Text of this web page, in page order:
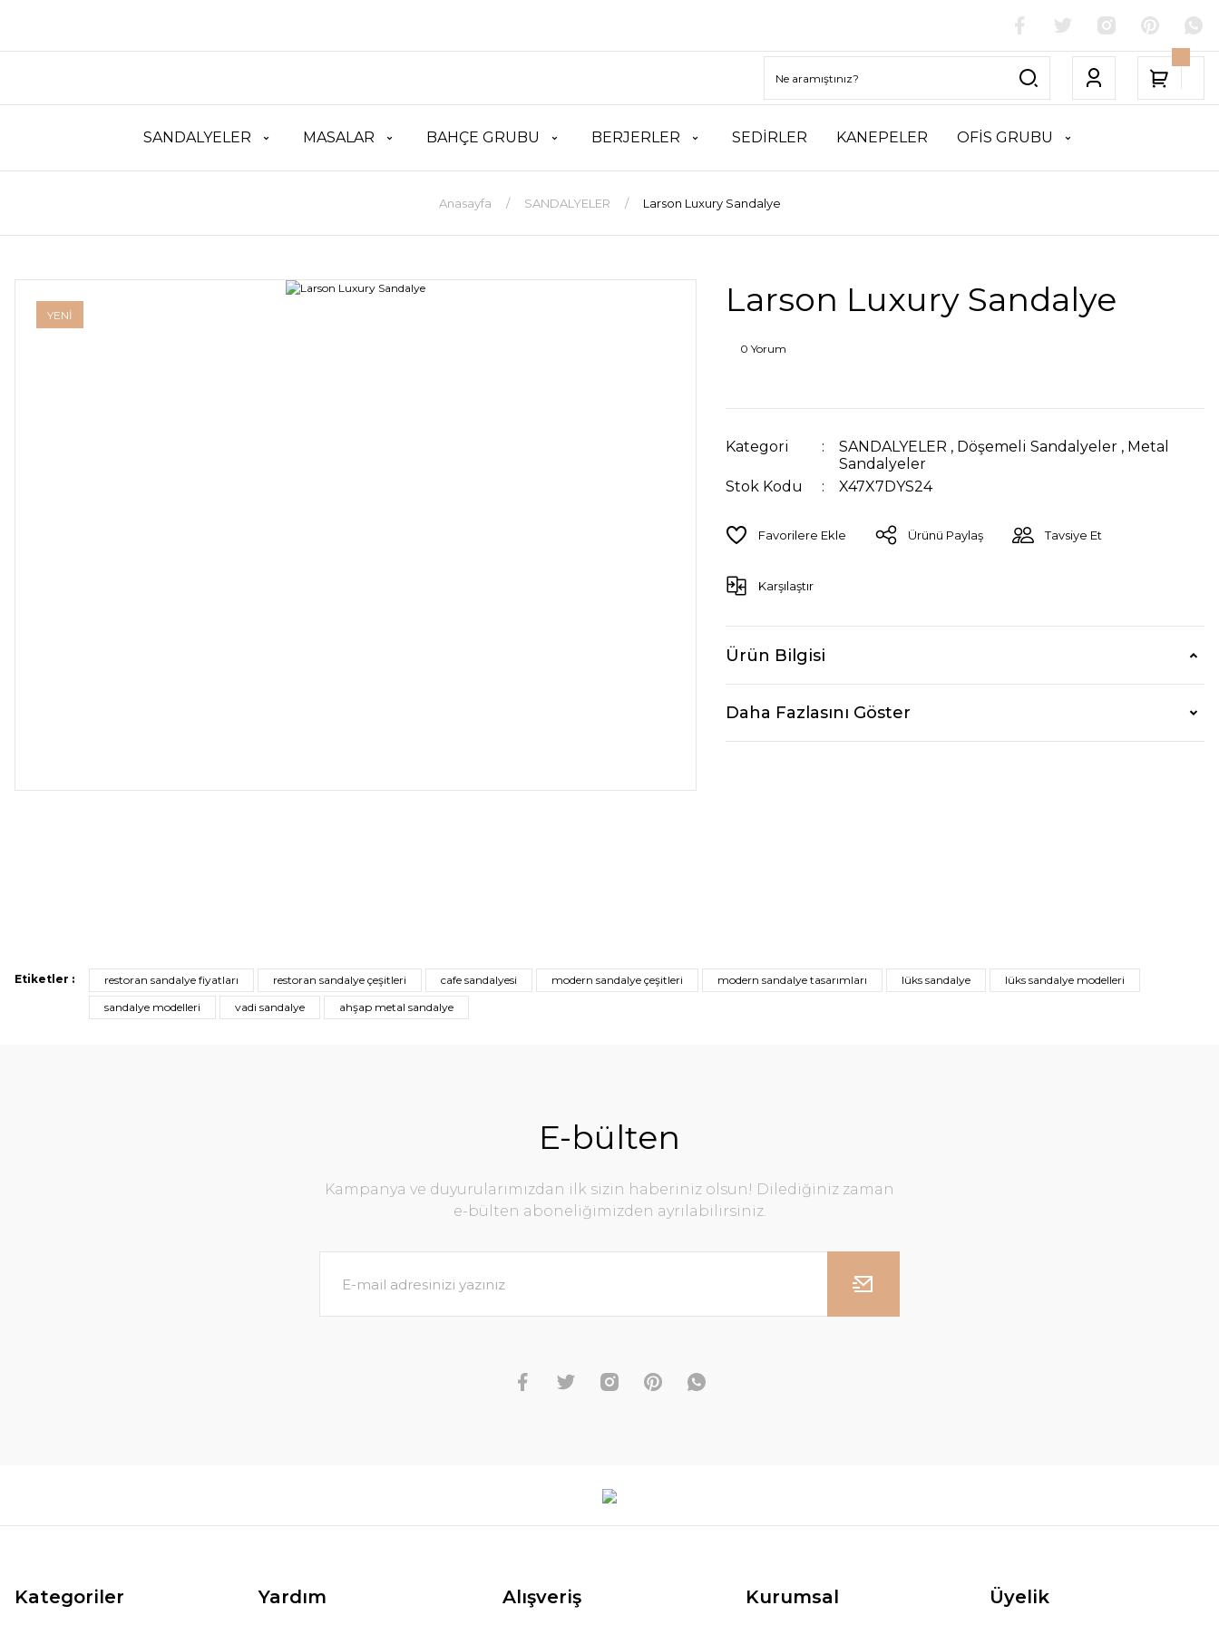
SANDALYELER MASALAR BAHÇE GRUBU BERJERLER SEDİRLER KANEPELER OFİS GRUBU
Anasayfa SANDALYELER Larson Luxury Sandalye
YENİ Larson Luxury Sandalye
0 Yorum
Kategori SANDALYELER , Döşemeli Sandalyeler , Metal
Sandalyeler
Stok Kodu
X47X7DYS24
Ürünü Paylaş Tavsiye Et
Karşılaştır
Ürün Bilgisi
Daha Fazlasını Göster
Etiketler : restoran sandalye fiyatları restoran sandalye çeşitleri cafe sandalyesi modern sandalye çeşitleri modern sandalye tasarımları lüks sandalye
lüks sandalye modelleri
sandalye modelleri
vadi sandalye ahşap metal sandalye
E-bülten
Kampanya ve duyurularımızdan ilk sizin haberiniz olsun! Dilediğiniz zaman
e-bülten aboneliğimizden ayrılabilirsiniz.
Kategoriler Yardım Alışveriş Kurumsal Üyelik